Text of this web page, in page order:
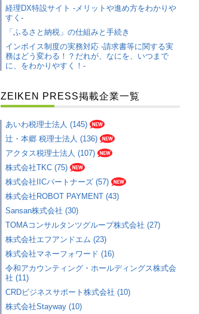
経理DX特設サイト -メリットや進め方をわかりや
すく-
「ふるさと納税」の仕組みと手続き
インボイス制度の実務対応 -請求書等に関する実
務はどう変わる！？だれが、なにを、いつまで
に、をわかりやすく！-
ZEIKEN PRESS掲載企業一覧
あいわ税理士法人 (145)
辻・本郷 税理士法人 (136)
アクタス税理士法人 (107)
株式会社TKC (75)
株式会社IICパートナーズ (57)
株式会社ROBOT PAYMENT (43)
Sansan株式会社 (30)
TOMAコンサルタンツグループ株式会社 (27)
株式会社エフアンドエム (23)
株式会社マネーフォワード (16)
令和アカウンティング・ホールディングス株式会
社 (11)
CRDビジネスサポート株式会社 (10)
株式会社Stayway (10)